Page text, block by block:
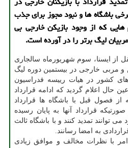
باشگاه ها و نبود مجوز برای جذب
هایی كه از وجود بازیكن خارجی بی
لیگ برتر را در آورده است.
از ایسنا، سوم شهریورماه سالجاری
و مربی خارجی در بیستمین دوره لیگ
های کشور در هیات رییسه فدراسیون
حال اعلام گردید که ادامه قرارداد
از فصول قبل با باشگاه ها قرارداد
قرارداد آنها به پایان رسیده
توانند تمدید کنند و با باشگاه ثالث
به امضا رسانند.
امر با نظرات مخالف و موافق زیادی